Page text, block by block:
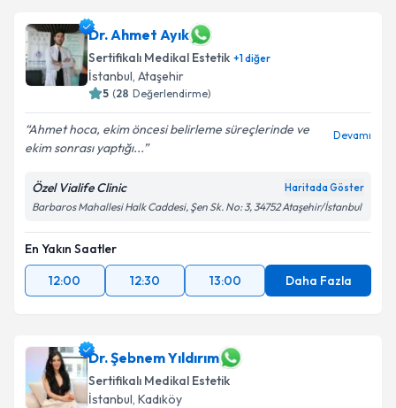
Dr. Ahmet Ayık
Sertifikalı Medikal Estetik +1diğer
İstanbul, Ataşehir
5 (28 Değerlendirme)
Ahmet hoca, ekim öncesi belirleme süreçlerinde ve
ekim sonrası yaptığı...
Devamı
Özel Vialife Clinic Haritada Göster
Barbaros Mahallesi Halk Caddesi, Şen Sk. No: 3, 34752 Ataşehir/İstanbul
En Yakın Saatler
12:00
12:30 13:00 Daha Fazla
Dr. Şebnem Yıldırım
Sertifikalı Medikal Estetik
İstanbul, Kadıköy